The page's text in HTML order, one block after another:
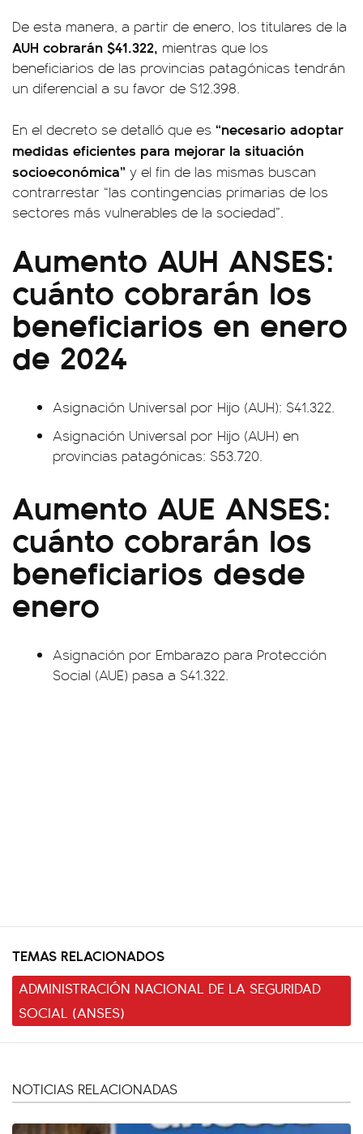
De esta manera, a partir de enero, los titulares de la
AUH cobrarán $41.322, mientras que los
beneficiarios de las provincias patagónicas tendrán
un diferencial a su favor de $12.398.
En el decreto se detalló que es “necesario adoptar
medidas eficientes para mejorar la situación
socioeconómica” y el fin de las mismas buscan
contrarrestar “las contingencias primarias de los
sectores más vulnerables de la sociedad”.
Aumento AUH ANSES:
cuánto cobrarán los
beneficiarios en enero
de 2024
Asignación Universal por Hijo (AUH): $41.322.
Asignación Universal por Hijo (AUH) en
provincias patagónicas: $53.720.
Aumento AUE ANSES:
cuánto cobrarán los
beneficiarios desde
enero
Asignación por Embarazo para Protección
Social (AUE) pasa a $41.322.
TEMAS RELACIONADOS
ADMINISTRACIÓN NACIONAL DE LA SEGURIDAD
SOCIAL (ANSES)
NOTICIAS RELACIONADAS